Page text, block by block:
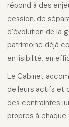
répond à des
cession, de
d’évolution de la
patrimoine déjà
en lisibilité, en
Le Cabinet
de leurs actifs et
des contraintes
propres à chaque